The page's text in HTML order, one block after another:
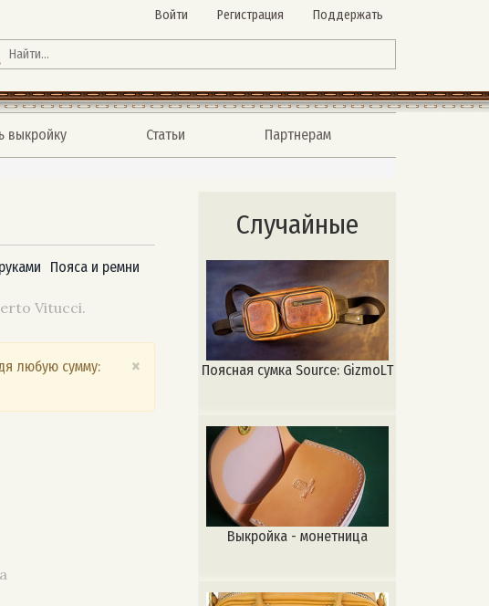
Войти Регистрация Поддержать
выкройку Статьи
Партнерам
Пояса и ремни
Vitucci.
×
любую сумму:
Случайные
Поясная сумка Source: GizmoLT
Выкройка - монетница